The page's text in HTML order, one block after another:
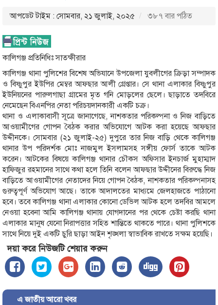
আপডেট টাইম : সোমবার, ২১ জুলাই, ২০২৫ ৩৮৭ বার পঠিত
কালিগঞ্জ প্রতিনিধিঃ সাতক্ষীরার
কালিগঞ্জ থানা পুলিশের বিশেষ অভিযানে উপজেলা যুবলীগের ক্রিড়া সম্পাদক
ও বিষ্ণুপুর ইউপির মেম্বর আফছার আলী গ্রেপ্তার। সে থানা এলাকার বিষ্ণুপুর
ইউনিয়নের পারুলগাছা গ্রামের মৃত গনি মোড়লের ছেলে। ছাড়াতে তদবিরে
নেমেছেন বিএনপির নেতা পরিচয়দানকারী একটি চক্র।
থানা ও এলাকাবাসী সূত্রে জানাগেছে, নাশকতার পরিকল্পনা ও নিজ বাড়িতে
আওয়ামীগের গোপন বৈঠক করার অভিযোগে আটক করা হয়েছে আফছার
উদ্দীনকে। সোমবার (২১ জুলাই-২৫) দুপুরে তার নিজ বাড়ি থেকে কালিগঞ্জ
থানার উপ পরিদর্শক মোঃ নাজমুল ইসলামসহ সঙ্গীয় ফোর্স তাকে আটক
করেন। আটকের বিষয়ে কালিগঞ্জ থানার চৌকস অফিসার ইনচার্জ মুহাম্মাদ
হাফিজুর রহমানের সাথে কথা হলে তিনি বলেন আফছার উদ্দীনের বিরুদ্ধে নিজ
বাড়িতে আওয়ামীগের নেতাদের নিয়ে গোপন বৈঠক, নাশকতার পরিকল্পনাসহ
গুরুত্বপূর্ণ অভিযোগ আছে। তাকে আদালতের মাধ্যমে জেলহাজতে পাঠানো
হবে। তবে কালিগঞ্জ থানা এলাকার কোনো ডেভিল আটক হলে তদবির আমলে
নেওয়া হবেনা আমি কালিগঞ্জ থানায় যোগদানের পর থেকে চেষ্টা করছি থানা
এলাকার মানুষ যেনো নিরাপত্তার সহিত শান্তিতে থাকতে পারে। থানা পুলিশকে
সাথে নিয়ে দুই একটি চুরি ছাড়া আইন শৃঙ্খলা স্বাভাবিক রাখতে সক্ষম হয়েছি।
দয়া করে নিউজটি শেয়ার করুন
এ জাতীয় আরো খবর